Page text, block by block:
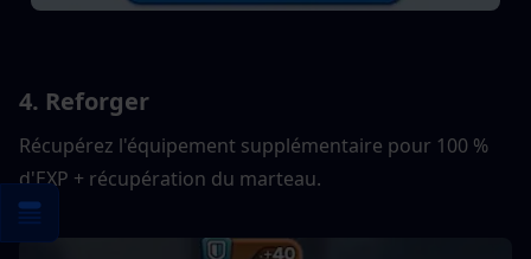
4. Reforger
Récupérez l'équipement supplémentaire pour 100 %
d'EXP + récupération du marteau.